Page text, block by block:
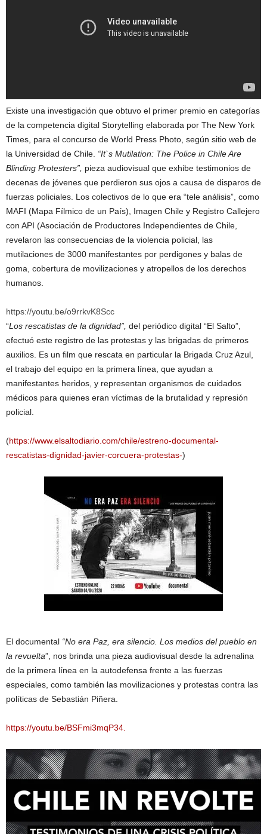
Existe una investigación que obtuvo el primer premio en categorías
de la competencia digital Storytelling elaborada por The New York
Times, para el concurso de World Press Photo, según sitio web de
la Universidad de Chile. “It`s Mutilation: The Police in Chile Are
Blinding Protesters”, pieza audiovisual que exhibe testimonios de
decenas de jóvenes que perdieron sus ojos a causa de disparos de
fuerzas policiales. Los colectivos de lo que era “tele análisis”, como
MAFI (Mapa Fílmico de un País), Imagen Chile y Registro Callejero
con API (Asociación de Productores Independientes de Chile,
revelaron las consecuencias de la violencia policial, las
mutilaciones de 3000 manifestantes por perdigones y balas de
goma, cobertura de movilizaciones y atropellos de los derechos
humanos.
https://youtu.be/o9rrkvK8Scc
“Los rescatistas de la dignidad”, del periódico digital “El Salto”,
efectuó este registro de las protestas y las brigadas de primeros
auxilios. Es un film que rescata en particular la Brigada Cruz Azul,
el trabajo del equipo en la primera línea, que ayudan a
manifestantes heridos, y representan organismos de cuidados
médicos para quienes eran víctimas de la brutalidad y represión
policial.
(https://www.elsaltodiario.com/chile/estreno-documental-
rescatistas-dignidad-javier-corcuera-protestas-)
El documental “No era Paz, era silencio. Los medios del pueblo en
la revuelta”, nos brinda una pieza audiovisual desde la adrenalina
de la primera línea en la autodefensa frente a las fuerzas
especiales, como también las movilizaciones y protestas contra las
políticas de Sebastián Piñera.
https://youtu.be/BSFmi3mqP34.